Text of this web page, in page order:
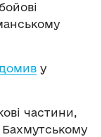
у
частини,
Бахмутському